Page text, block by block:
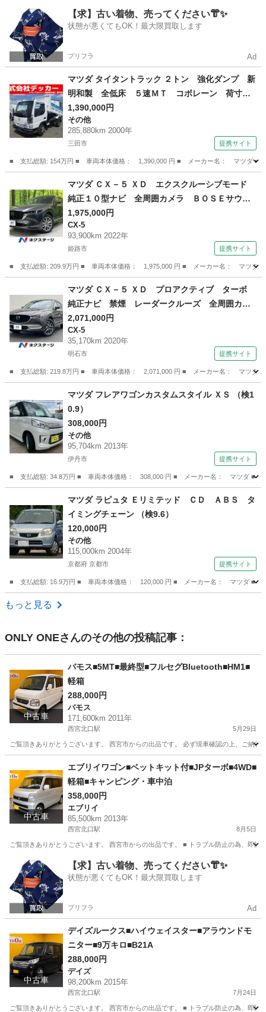
兵庫 三木市 その他
【求】古い着物、売ってください👘✨
状態が悪くてもOK！最大限買取します
プリフラ Ad
マツダ タイタントラック ２トン 強化ダンプ 新
明和製 全低床 ５速ＭＴ コボレーン 荷寸３
１０－１５９－３２ 船型 ドカロクダンプ メ
ッキパーツ 左電格ミラー ４ナンバー ４ＨＧ
１エンジン 地上高９７ｃｍ 荷台塗装 新明和
ダンプ ２トンダンプ 架装 ２ｔ ２Ｔ ２ト
ン車 ターボなし （なし）
1,390,000円
その他
285,880km 2000年
三田市 提携サイト
■ 支払総額: 154万円 ■ 車両本体価格： 1,390,000 円 ■ メーカー名： マツダ
その他
マツダ ＣＸ－５ ＸＤ エクスクルーシブモード
純正１０型ナビ 全周囲カメラ ＢＯＳＥサウン
ド 衝突被害軽減システム レーダークルーズ
禁煙車 レザーシート 全席シートヒーター 前
席シートエアコン ドラレコ コーナーセンサー
1,975,000円
CX-5
93,900km 2022年
姫路市 提携サイト
■ 支払総額: 209.9万円 ■ 車両本体価格： 1,975,000 円 ■ メーカー名： マツ
CX-5
マツダ ＣＸ－５ ＸＤ プロアクティブ ターボ
純正ナビ 禁煙 レーダークルーズ 全周囲カメ
ラ ＢＯＳＥサウンド 誤発進抑制機能 ブライ
ンドスポット 車線逸脱警報 ＥＴＣ Ｂｌｕｅ
ｔｏｏｔｈ再生 ヘッドアップディスプレイ シ
2,071,000円
CX-5
35,170km 2020年
明石市 提携サイト
■ 支払総額: 219.8万円 ■ 車両本体価格： 2,071,000 円 ■ メーカー名： マツ
CX-5
マツダ フレアワゴンカスタムスタイル ＸＳ （検1
0.9）
308,000円
その他
95,704km 2013年
伊丹市 提携サイト
■ 支払総額: 34.8万円 ■ 車両本体価格： 308,000 円 ■ メーカー名： マツダ
その他
マツダ ラピュタ Ｅリミテッド ＣＤ ＡＢＳ タ
イミングチェーン （検9.6）
120,000円
その他
115,000km 2004年
京都府 京都市 提携サイト
■ 支払総額: 16.9万円 ■ 車両本体価格： 120,000 円 ■ メーカー名： マツダ
京都 京都市
もっと見る
ONLY ONEさんのその他の投稿記事：
中古車
バモス■5MT■最終型■フルセグBluetooth■HM1■
軽箱
288,000円
バモス
171,600km 2011年
西宮北口駅 5月29日
ご覧頂きありがとうございます。 西宮市からの出品です。 必ず現車確認の上、ご納
西宮北口駅 バモス Bluetooth
中古車
エブリイワゴン■ベットキット付■JPターボ■4WD■
軽箱■キャンピング・車中泊
358,000円
エブリイ
85,500km 2013年
西宮北口駅 8月5日
ご覧頂きありがとうございます。 西宮市からの出品です。 ■ トラブル防止の為、即
兵庫 西宮市 西宮北口駅 エブリイ
【求】古い着物、売ってください👘✨
状態が悪くてもOK！最大限買取します
プリフラ Ad
中古車
デイズルークス■ハイウェイスター■アラウンドモ
ニター■9万キロ■B21A
288,000円
デイズ
98,200km 2015年
西宮北口駅 7月24日
ご覧頂きありがとうございます。 西宮市からの出品です。 ■ トラブル防止の為、即